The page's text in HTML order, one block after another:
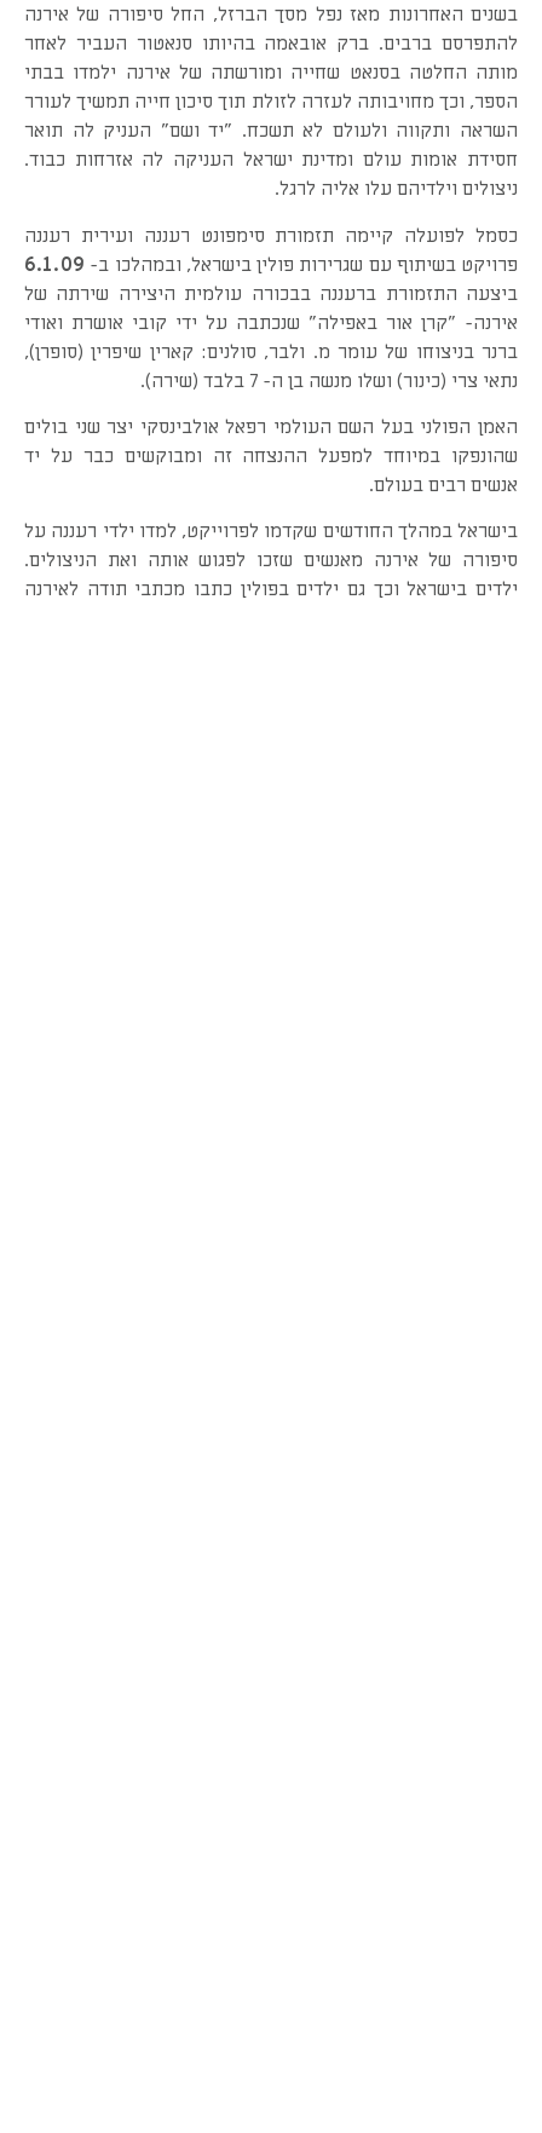
בשנים האחרונות מאז נפל מסך הברזל, החל סיפורה של אירנה
להתפרסם ברבים. ברק אובאמה בהיותו סנאטור העביר לאחר
מותה החלטה בסנאט שחייה ומורשתה של אירנה ילמדו בבתי
הספר, וכך מחויבותה לעזרה לזולת תוך סיכון חייה תמשיך לעורר
השראה ותקווה ולעולם לא תשכח. "יד ושם" העניק לה תואר
חסידת אומות עולם ומדינת ישראל העניקה לה אזרחות כבוד.
ניצולים וילדיהם עלו אליה לרגל.
כסמל לפועלה קיימה תזמורת סימפונט רעננה ועירית רעננה
פרויקט בשיתוף עם שגרירות פולין בישראל, ובמהלכו ב- 6.1.09
ביצעה התזמורת ברעננה בבכורה עולמית היצירה שירתה של
אירנה- "קרן אור באפילה" שנכתבה על ידי קובי אושרת ואודי
ברנר בניצוחו של עומר מ. ולבר, סולנים: קארין שיפרין (סופרן),
נתאי צרי (כינור) ושלו מנשה בן ה- 7 בלבד (שירה).
האמן הפולני בעל השם העולמי רפאל אולבינסקי יצר שני בולים
שהונפקו במיוחד למפעל ההנצחה זה ומבוקשים כבר על יד
אנשים רבים בעולם.
בישראל במהלך החודשים שקדמו לפרוייקט, למדו ילדי רעננה על
סיפורה של אירנה מאנשים שזכו לפגוש אותה ואת הניצולים.
ילדים בישראל וכך גם ילדים בפולין כתבו מכתבי תודה לאירנה